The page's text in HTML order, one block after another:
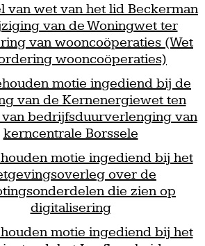
van wet van het lid Beckerman
van de Woningwet ter
van wooncoöperaties (Wet
wooncoöperaties)
motie ingediend bij de
van de Kernenergiewet ten
bedrijfsduurverlenging van
kerncentrale Borssele
motie ingediend bij het
over de
die zien op
digitalisering
motie ingediend bij het